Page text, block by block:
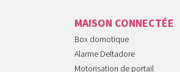
MAISON CONNECTÉE
Box domotique
Alarme Deltadore
Motorisation de portail